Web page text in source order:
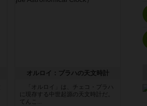
オルロイ：プラハの天文時計
「オルロイ」は、チェコ・プラハ
に現存する中世起源の天文時計だ。
てんこ...